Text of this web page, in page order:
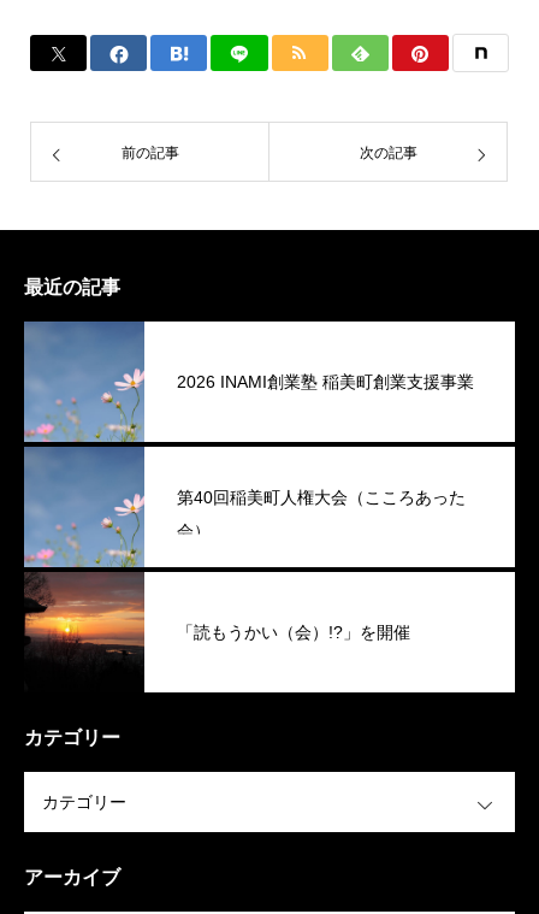
前の記事 次の記事
最近の記事
2026 INAMI創業塾 稲美町創業支援事業
第40回稲美町人権大会（こころあった
会）
「読もうかい（会）!?」を開催
カテゴリー
アーカイブ